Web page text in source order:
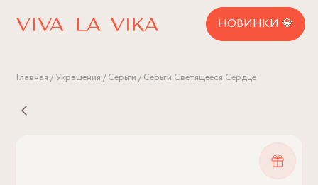
НОВИНКИ 💎
Главная Украшения Серьги Серьги Светящееся Сердце